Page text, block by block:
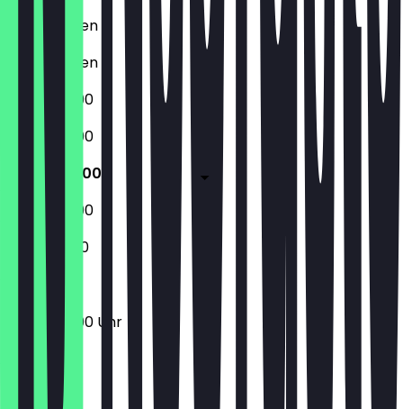
Geschlossen
Geschlossen
17:00 - 22:00
17:00 - 22:00
17:00 - 22:00
17:00 - 22:00
12:00 - 21:00
17:00 - 22:00 Uhr